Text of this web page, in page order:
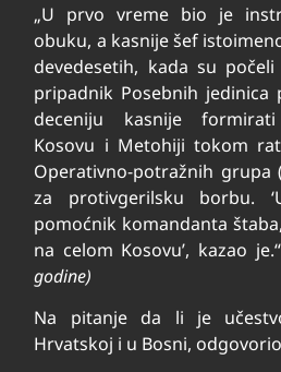
„U prvo vreme bio je
obuku, a kasnije šef
devedesetih, kada su
pripadnik Posebnih jedinica
deceniju kasnije
Kosovu i Metohiji tokom
Operativno-potražnih grupa
za protivgerilsku borbu.
pomoćnik komandanta
na celom Kosovu’, kazao
godine)
Na pitanje da li je
Hrvatskoj i u Bosni,